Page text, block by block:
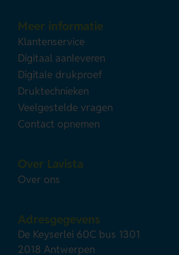
Meer informatie
Klantenservice
Digitaal aanleveren
Digitale drukproef
Druktechnieken
Veelgestelde vragen
Contact opnemen
Over Lavista
Over ons
Adresgegevens
De Keyserlei 60C bus 1301
2018 Antwerpen